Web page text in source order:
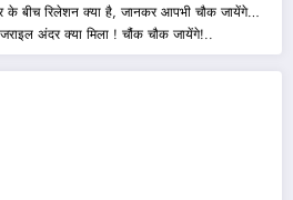
के बीच रिलेशन क्या है, जानकर आपभी चौक जायेंगे…
अंदर क्या मिला ! चौंक चौक जायेंगे!..